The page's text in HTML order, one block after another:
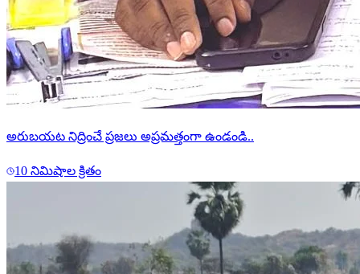
అరుబయట నిద్రించే ప్రజలు అప్రమత్తంగా ఉండండి..
10 నిమిషాల క్రితం